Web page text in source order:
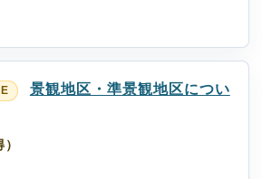
景観地区・準景観地区につい